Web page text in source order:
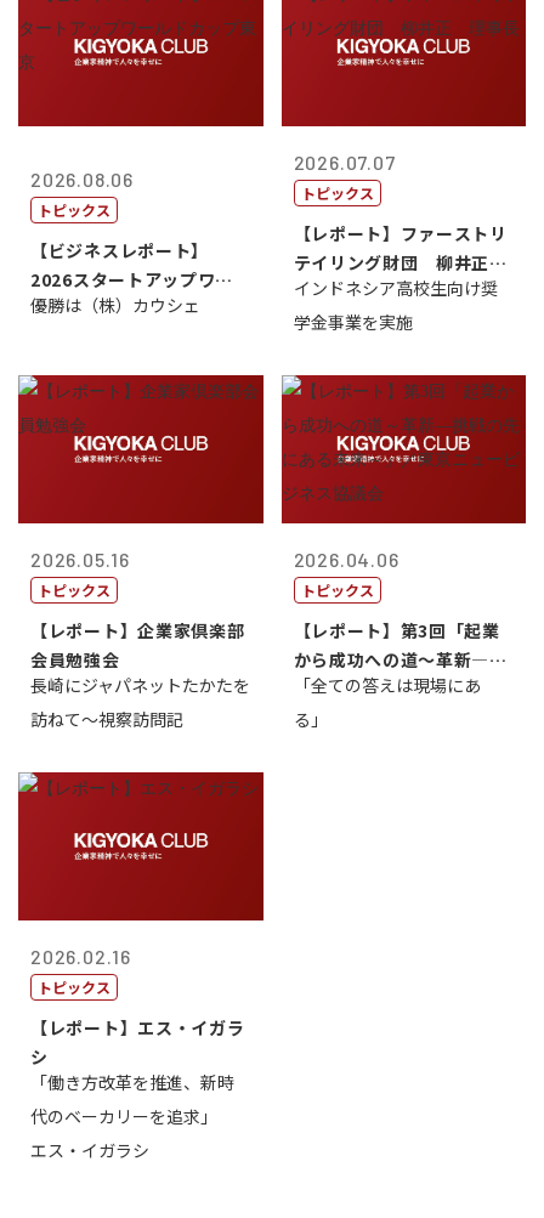
2026.08.06
トピックス
【ビジネスレポート】
2026スタートアップワー
ルドカップ東京
優勝は（株）カウシェ
2026.07.07
トピックス
【レポート】ファーストリ
テイリング財団 柳井正
理事長
インドネシア高校生向け奨
学金事業を実施
2026.05.16
トピックス
【レポート】企業家倶楽部
会員勉強会
長崎にジャパネットたかたを
訪ねて～視察訪問記
2026.04.06
トピックス
【レポート】第3回「起業
から成功への道～革新―挑
戦の先にある...
「全ての答えは現場にあ
る」
2026.02.16
トピックス
【レポート】エス・イガラ
シ
「働き方改革を推進、新時
代のベーカリーを追求」
エス・イガラシ